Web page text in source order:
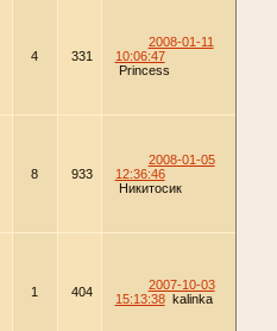
4 331
2008-01-11
10:06:47
Princess
8
933
2008-01-05
12:36:46
Никитосик
1 404
2007-10-03
15:13:38 kalinka